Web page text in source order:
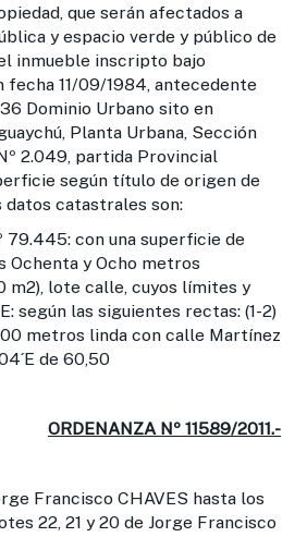
que serán afectados a
y espacio verde y público de
inmueble inscripto bajo
fecha 11/09/1984, antecedente
Dominio Urbano sito en
Planta Urbana, Sección
2.049, partida Provincial
según título de origen de
datos catastrales son:
79.445: con una superficie de
Ochenta y Ocho metros
m2), lote calle, cuyos límites y
según las siguientes rectas: (1-2)
metros linda con calle Martínez
de 60,50
ORDENANZA Nº 11589/2011.-
Francisco CHAVES hasta los
22, 21 y 20 de Jorge Francisco